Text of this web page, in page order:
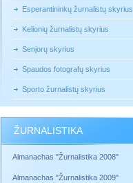
Esperantininkų žurnalistų skyrius
Kelionių žurnalistų skyrius
Senjorų skyrius
Spaudos fotografų skyrius
Sporto žurnalistų skyrius
ŽURNALISTIKA
Almanachas "Žurnalistika 2008"
Almanachas "Žurnalistika 2009"